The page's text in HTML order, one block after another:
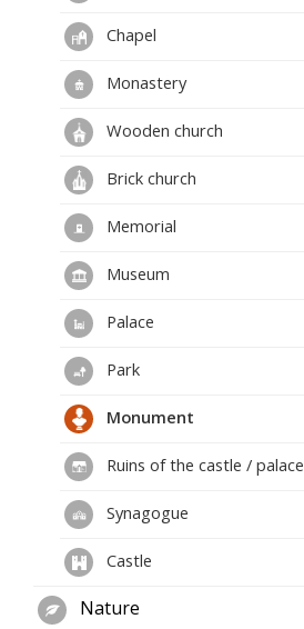
Chapel
Monastery
Wooden church
Brick church
Memorial
Museum
Palace
Park
Monument
Ruins of the castle / palace
Synagogue
Castle
Nature